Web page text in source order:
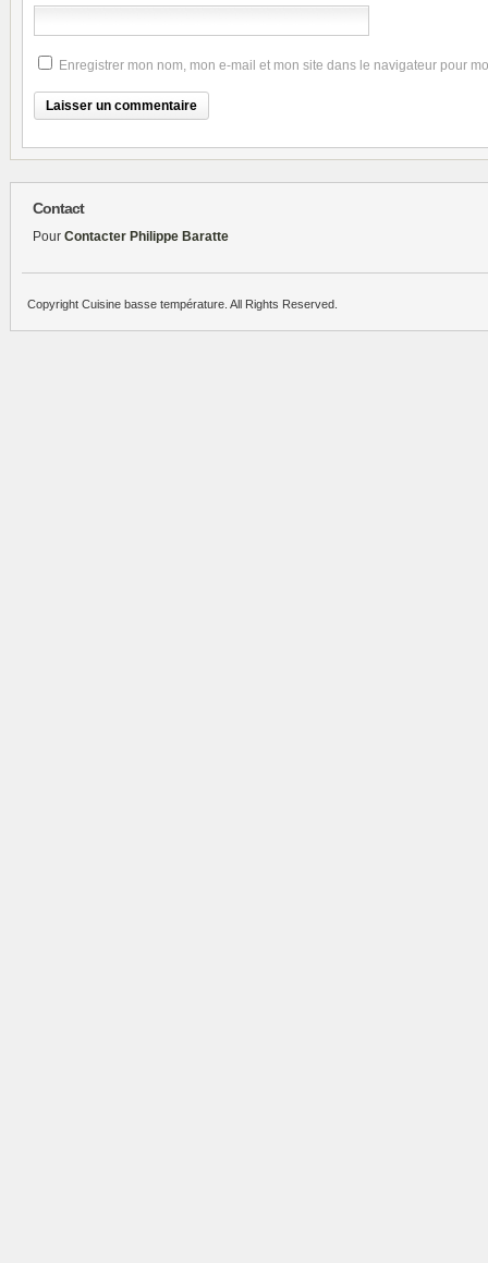
Enregistrer mon nom, mon e-mail et mon site dans le navigateur pour
Contact
Pour Contacter Philippe Baratte
Copyright Cuisine basse température. All Rights Reserved.